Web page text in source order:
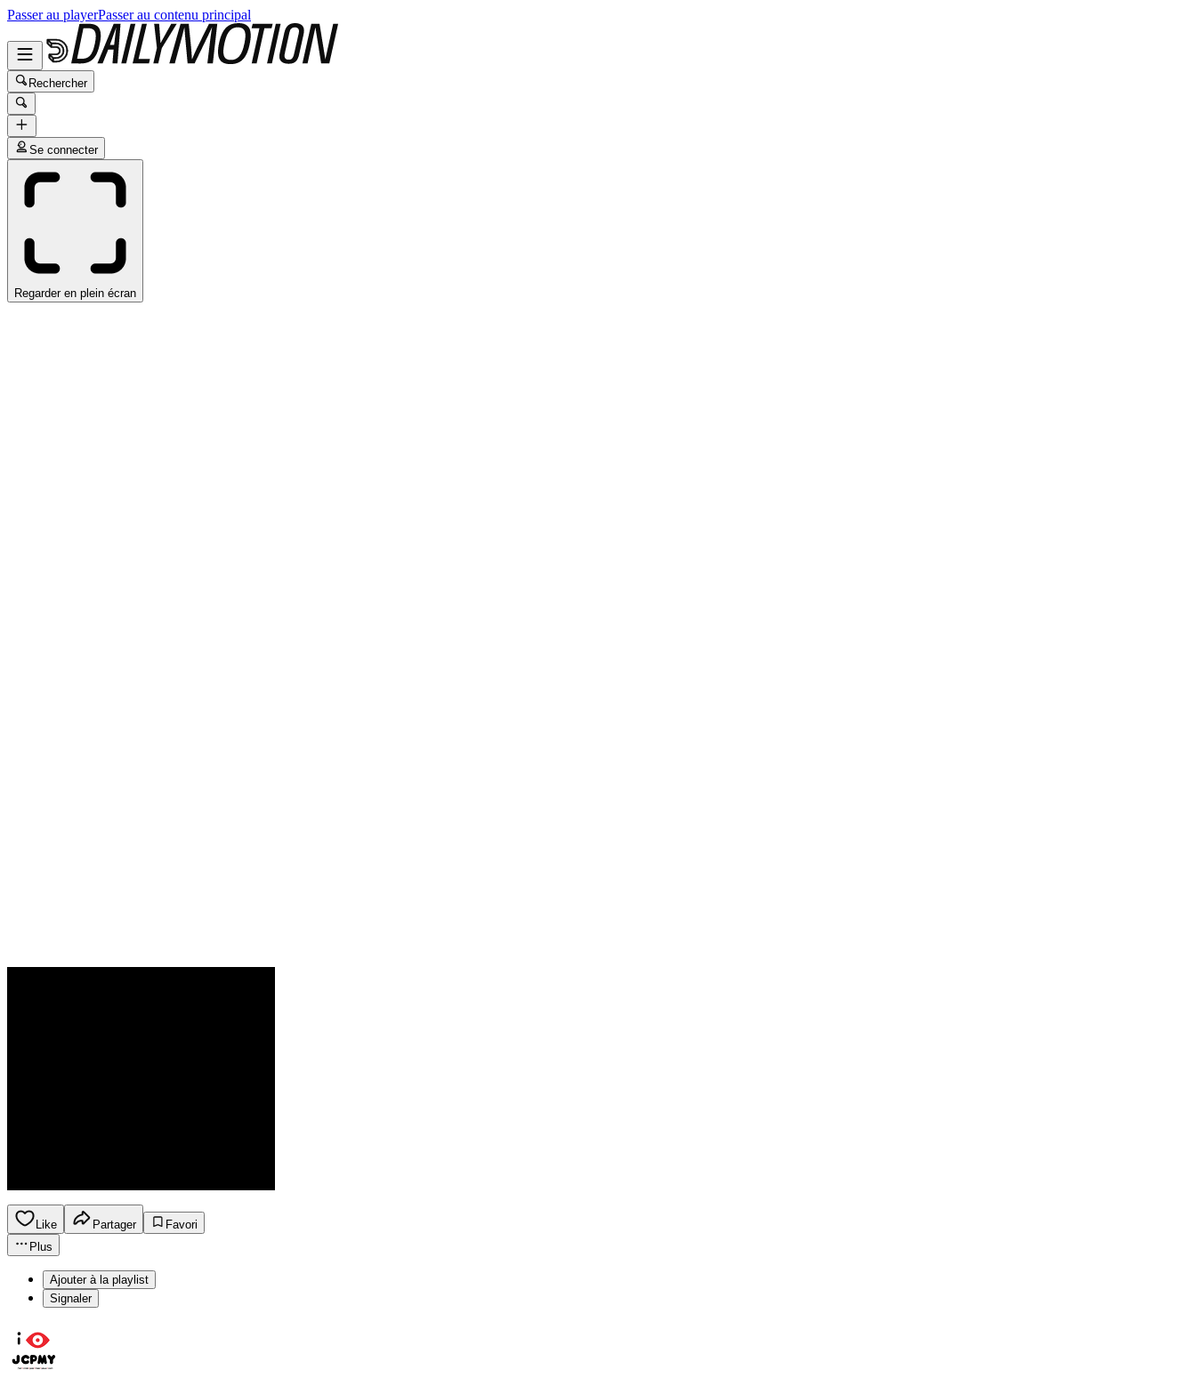
Passer au playerPasser au contenu principal
Rechercher
Se connecter
Regarder en plein écran
Like Partager
Favori
Plus
Ajouter à la playlist
Signaler